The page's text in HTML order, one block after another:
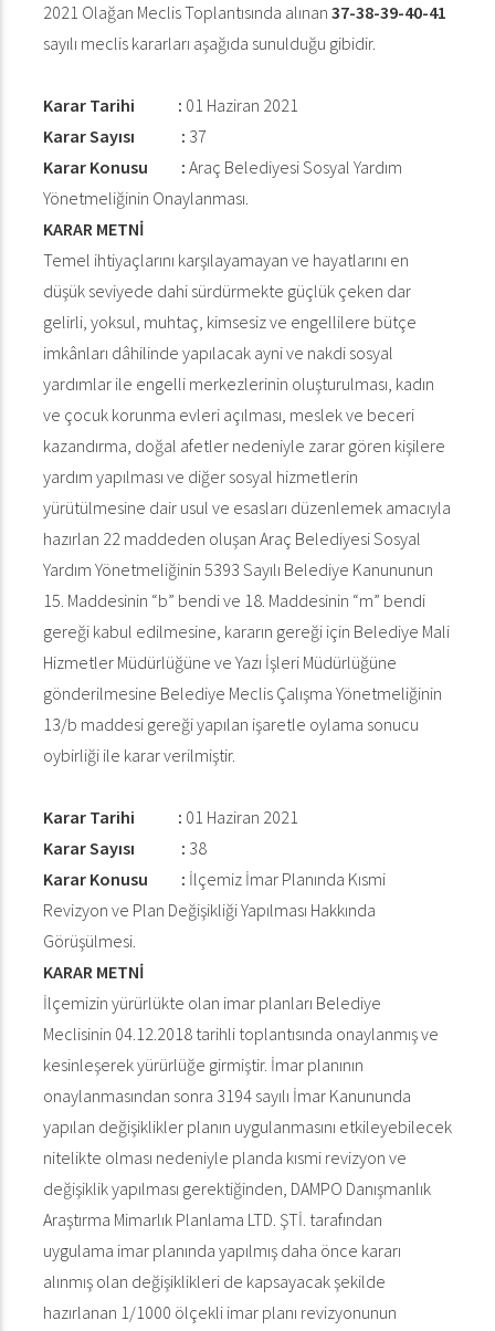
2021 Olağan Meclis Toplantısında alınan 37-38-39-40-41
sayılı meclis kararları aşağıda sunulduğu gibidir.
Karar Tarihi : 01 Haziran 2021
Karar Sayısı : 37
Karar Konusu : Araç Belediyesi Sosyal Yardım
Yönetmeliğinin Onaylanması.
KARAR METNİ
Temel ihtiyaçlarını karşılayamayan ve hayatlarını en
düşük seviyede dahi sürdürmekte güçlük çeken dar
gelirli, yoksul, muhtaç, kimsesiz ve engellilere bütçe
imkânları dâhilinde yapılacak ayni ve nakdi sosyal
yardımlar ile engelli merkezlerinin oluşturulması, kadın
ve çocuk korunma evleri açılması, meslek ve beceri
kazandırma, doğal afetler nedeniyle zarar gören kişilere
yardım yapılması ve diğer sosyal hizmetlerin
yürütülmesine dair usul ve esasları düzenlemek amacıyla
hazırlan 22 maddeden oluşan Araç Belediyesi Sosyal
Yardım Yönetmeliğinin 5393 Sayılı Belediye Kanununun
15. Maddesinin “b” bendi ve 18. Maddesinin “m” bendi
gereği kabul edilmesine, kararın gereği için Belediye Mali
Hizmetler Müdürlüğüne ve Yazı İşleri Müdürlüğüne
gönderilmesine Belediye Meclis Çalışma Yönetmeliğinin
13/b maddesi gereği yapılan işaretle oylama sonucu
oybirliği ile karar verilmiştir.
Karar Tarihi : 01 Haziran 2021
Karar Sayısı : 38
Karar Konusu : İlçemiz İmar Planında Kısmi
Revizyon ve Plan Değişikliği Yapılması Hakkında
Görüşülmesi.
KARAR METNİ
İlçemizin yürürlükte olan imar planları Belediye
Meclisinin 04.12.2018 tarihli toplantısında onaylanmış ve
kesinleşerek yürürlüğe girmiştir. İmar planının
onaylanmasından sonra 3194 sayılı İmar Kanununda
yapılan değişiklikler planın uygulanmasını etkileyebilecek
nitelikte olması nedeniyle planda kısmi revizyon ve
değişiklik yapılması gerektiğinden, DAMPO Danışmanlık
Araştırma Mimarlık Planlama LTD. ŞTİ. tarafından
uygulama imar planında yapılmış daha önce kararı
alınmış olan değişiklikleri de kapsayacak şekilde
hazırlanan 1/1000 ölçekli imar planı revizyonunun